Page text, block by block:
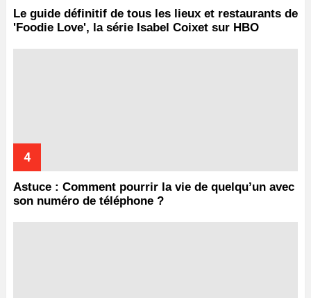
Le guide définitif de tous les lieux et restaurants de
'Foodie Love', la série Isabel Coixet sur HBO
Astuce : Comment pourrir la vie de quelqu’un avec
son numéro de téléphone ?